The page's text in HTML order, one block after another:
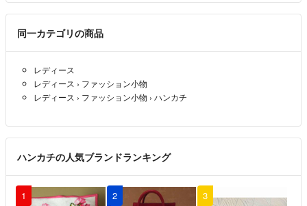
同一カテゴリの商品
レディース
レディース › ファッション小物
レディース › ファッション小物 › ハンカチ
ハンカチの人気ブランドランキング
1 2 3